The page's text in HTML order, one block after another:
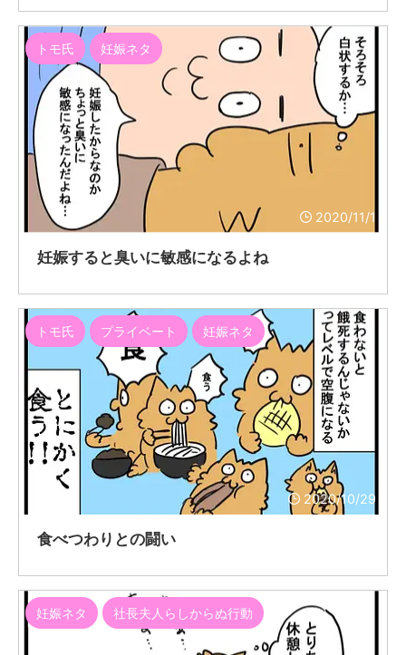
2020/11/1
トモ氏 妊娠ネタ
妊娠すると臭いに敏感になるよね
2020/10/29
トモ氏 プライベート 妊娠ネタ
食べつわりとの闘い
妊娠ネタ 社長夫人らしからぬ行動